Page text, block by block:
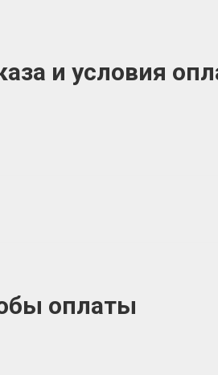
и условия
оплаты